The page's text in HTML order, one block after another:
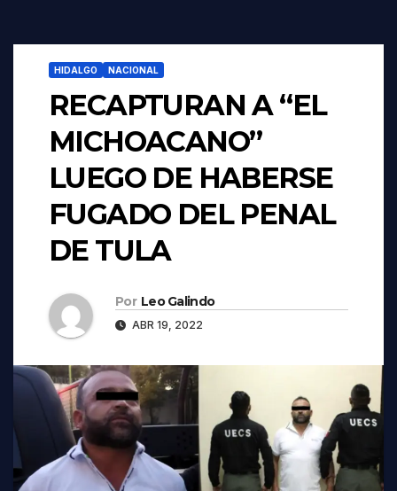
HIDALGO NACIONAL
RECAPTURAN A “EL
MICHOACANO”
LUEGO DE HABERSE
FUGADO DEL PENAL
DE TULA
Por Leo Galindo
ABR 19, 2022